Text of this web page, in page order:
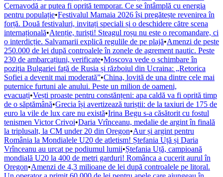
Cernavodă ar putea fi oprită temporar. Ce se întâmplă cu energia
pentru populație•Festivalul Mamaia 2026 își pregătește revenirea în
forță. Două festivaluri, invitați speciali și o deschidere către scena
internațională•Atenție, turiști! Steagul roșu nu este o recomandare, ci
o interdicție. Salvamarii explică regulile de pe plajă•Amenzi de peste
250.000 de lei după controalele în zonele de agrement nautic. Peste
230 de ambarcațiuni, verificate•Moscova vede o schimbare în
poziția Bulgariei față de Rusia și războiul din Ucraina: „Retorica
Sofiei a devenit mai moderată”•China, lovită de una dintre cele mai
puternice furtuni ale anului. Peste un milion de oameni,
evacuați•Vești proaste pentru constănțeni: apa caldă va fi oprită timp
de o săptămână•Grecia își avertizează turiștii: de la taxiuri de 175 de
euro la vile de lux care nu există•Irina Begu s-a căsătorit cu fostul
tenismen Victor Crivoi•Daria Vrînceanu, medalie de argint în finală
la triplusalt, la CM under 20 din Oregon•Aur și argint pentru
România la Mondialele U20 de atletism! Ștefania Uță și Daria
Vrînceanu au urcat pe podiumul lumii•Ștefania Uță, campioană
mondială U20 la 400 de metri garduri! Românca a cucerit aurul în
Oregon•Amenzi de 4,3 milioane de lei după controalele pe litoral.